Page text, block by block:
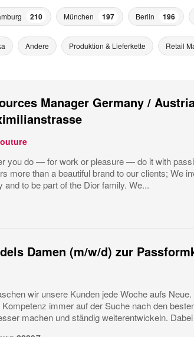
210 München 197 Berlin 196
Andere Produktion & Lieferkette Retail
Manager Germany /
you do — for work or pleasure — do it with
more than a beautiful brand to our clients; We
and to be part of the Dior family. We...
Damen (m/w/d) zur
wir unsere Kunden jede Woche aufs
immer auf der Suche nach den
machen und ständig weiterentwickeln.